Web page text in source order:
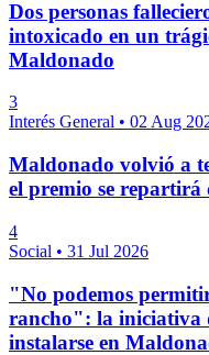
Dos personas
intoxicado en un
Maldonado
3
Interés General • 02 Aug
Maldonado volvió a
el premio se repartirá
4
Social • 31 Jul 2026
"No podemos
rancho": la iniciativa
instalarse en